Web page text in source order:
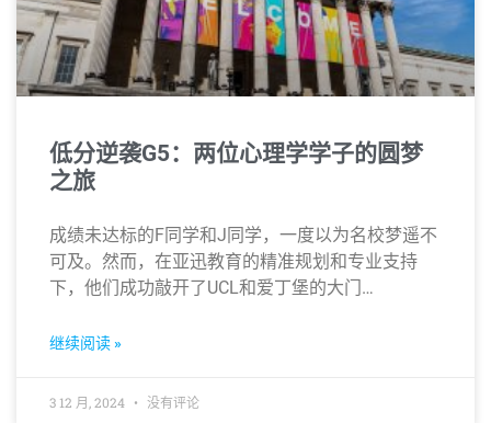
低分逆袭G5：两位心理学学子的圆梦
之旅
成绩未达标的F同学和J同学，一度以为名校梦遥不
可及。然而，在亚迅教育的精准规划和专业支持
下，他们成功敲开了UCL和爱丁堡的大门…
继续阅读 »
3 12 月, 2024 没有评论